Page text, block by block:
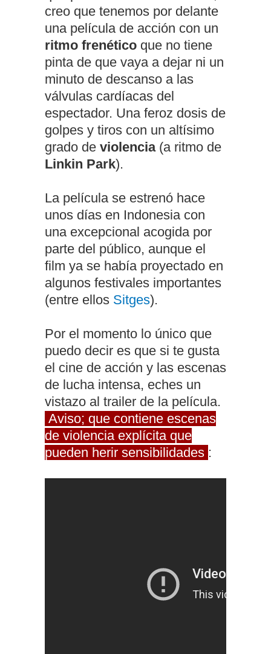
creo que tenemos por delante
una película de acción con un
ritmo frenético que no tiene
pinta de que vaya a dejar ni un
minuto de descanso a las
válvulas cardíacas del
espectador. Una feroz dosis de
golpes y tiros con un altísimo
grado de violencia(a ritmo de
Linkin Park).
La película se estrenó hace
unos días en Indonesia con
una excepcional acogida por
parte del público, aunque el
film ya se había proyectado en
algunos festivales importantes
(entre ellos Sitges).
Por el momento lo único que
puedo decir es que si te gusta
el cine de acción y las escenas
de lucha intensa, eches un
vistazo al trailer de la película.
Aviso; que contiene escenas
de violencia explícita que
pueden herir sensibilidades :